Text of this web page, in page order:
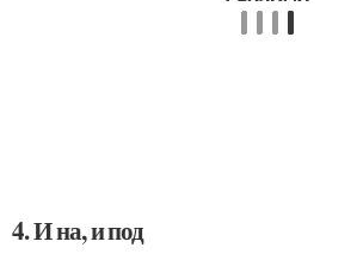
4. И на, и под